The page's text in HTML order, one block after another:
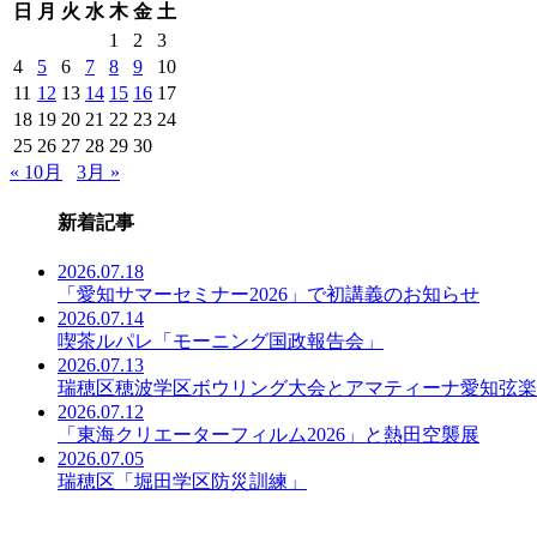
事
覧
日
月 火 水 木 金 土
1
2
3
4
5 6 7 8 9
10
11 12 13 14 15 16 17
18 19 20 21 22 23 24
25 26 27 28 29 30
« 10月
3月 »
新着記事
2026.07.18
「愛知サマーセミナー2026」で初講義のお知らせ
2026.07.14
喫茶ルパレ「モーニング国政報告会」
2026.07.13
瑞穂区穂波学区ボウリング大会とアマティーナ愛知弦
2026.07.12
「東海クリエーターフィルム2026」と熱田空襲展
2026.07.05
瑞穂区「堀田学区防災訓練」